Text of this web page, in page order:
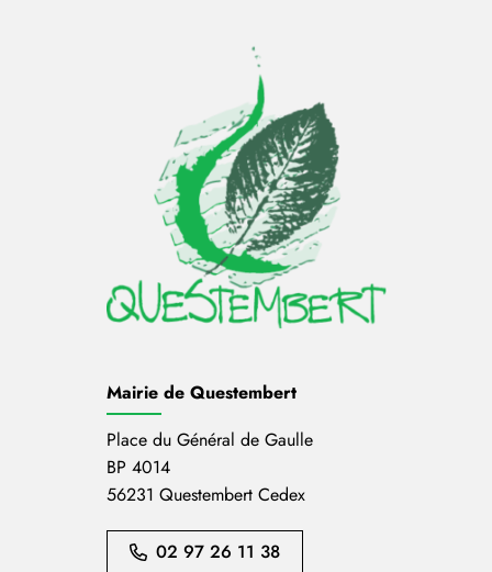
Mairie de Questembert
Place du Général de Gaulle
BP 4014
56231 Questembert Cedex
02 97 26 11 38